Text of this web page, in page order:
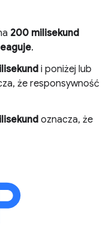
200 milisekund
.
i poniżej lub
że responsywność
oznacza, że